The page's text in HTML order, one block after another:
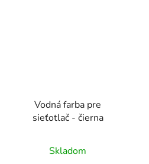
Vodná farba pre
sieťotlač - čierna
hodnotenie
Skladom